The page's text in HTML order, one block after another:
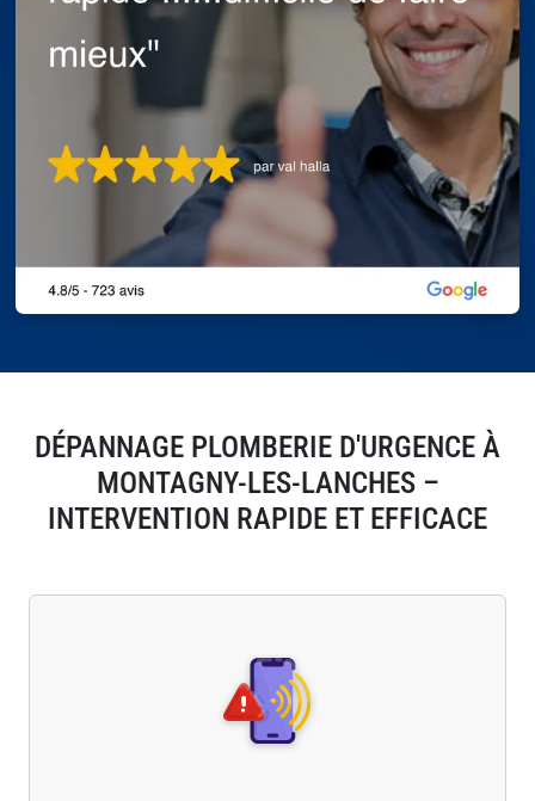
DÉPANNAGE PLOMBERIE D'URGENCE À
MONTAGNY-LES-LANCHES –
INTERVENTION RAPIDE ET EFFICACE